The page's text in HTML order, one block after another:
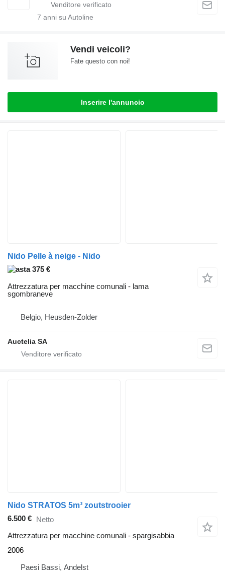
7 anni su Autoline
Vendi veicoli?
Fate questo con noi!
Inserire l'annuncio
Nido Pelle à neige - Nido
375 €
Attrezzatura per macchine comunali - lama
sgombraneve
Belgio, Heusden-Zolder
Auctelia SA
Nido STRATOS 5m³ zoutstrooier
6.500 € Netto
Attrezzatura per macchine comunali - spargisabbia
2006
Paesi Bassi, Andelst